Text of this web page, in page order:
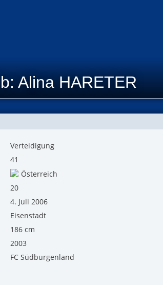
Alina HARETER
Verteidigung
41
Österreich
20
4. Juli 2006
Eisenstadt
186 cm
2003
FC Südburgenland